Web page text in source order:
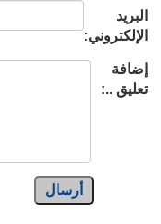
البريد
الإلكتروني:
إضافة
تعليق ..:
أرسال